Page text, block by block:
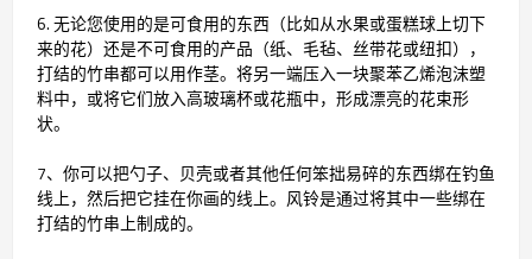
6. 无论您使用的是可食用的东西（比如从水果或蛋糕球上切下
来的花）还是不可食用的产品（纸、毛毡、丝带花或纽扣），
打结的竹串都可以用作茎。将另一端压入一块聚苯乙烯泡沫塑
料中，或将它们放入高玻璃杯或花瓶中，形成漂亮的花束形
状。
7、你可以把勺子、贝壳或者其他任何笨拙易碎的东西绑在钓鱼
线上，然后把它挂在你画的线上。风铃是通过将其中一些绑在
打结的竹串上制成的。